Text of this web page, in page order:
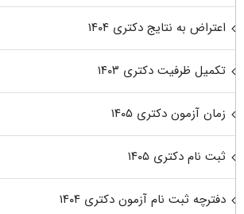
اعتراض به نتایج دکتری ۱۴۰۴
تکمیل ظرفیت دکتری ۱۴۰۳
زمان آزمون دکتری ۱۴۰۵
ثبت نام دکتری ۱۴۰۵
دفترچه ثبت نام آزمون دکتری ۱۴۰۴